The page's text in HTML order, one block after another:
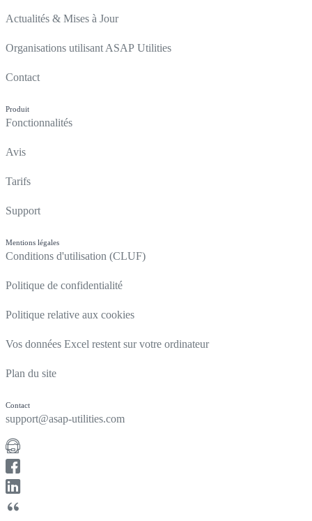
Actualités & Mises à Jour
Organisations utilisant ASAP Utilities
Contact
Produit
Fonctionnalités
Avis
Tarifs
Support
Mentions légales
Conditions d'utilisation (CLUF)
Politique de confidentialité
Politique relative aux cookies
Vos données Excel restent sur votre ordinateur
Plan du site
Contact
support@asap-utilities.com